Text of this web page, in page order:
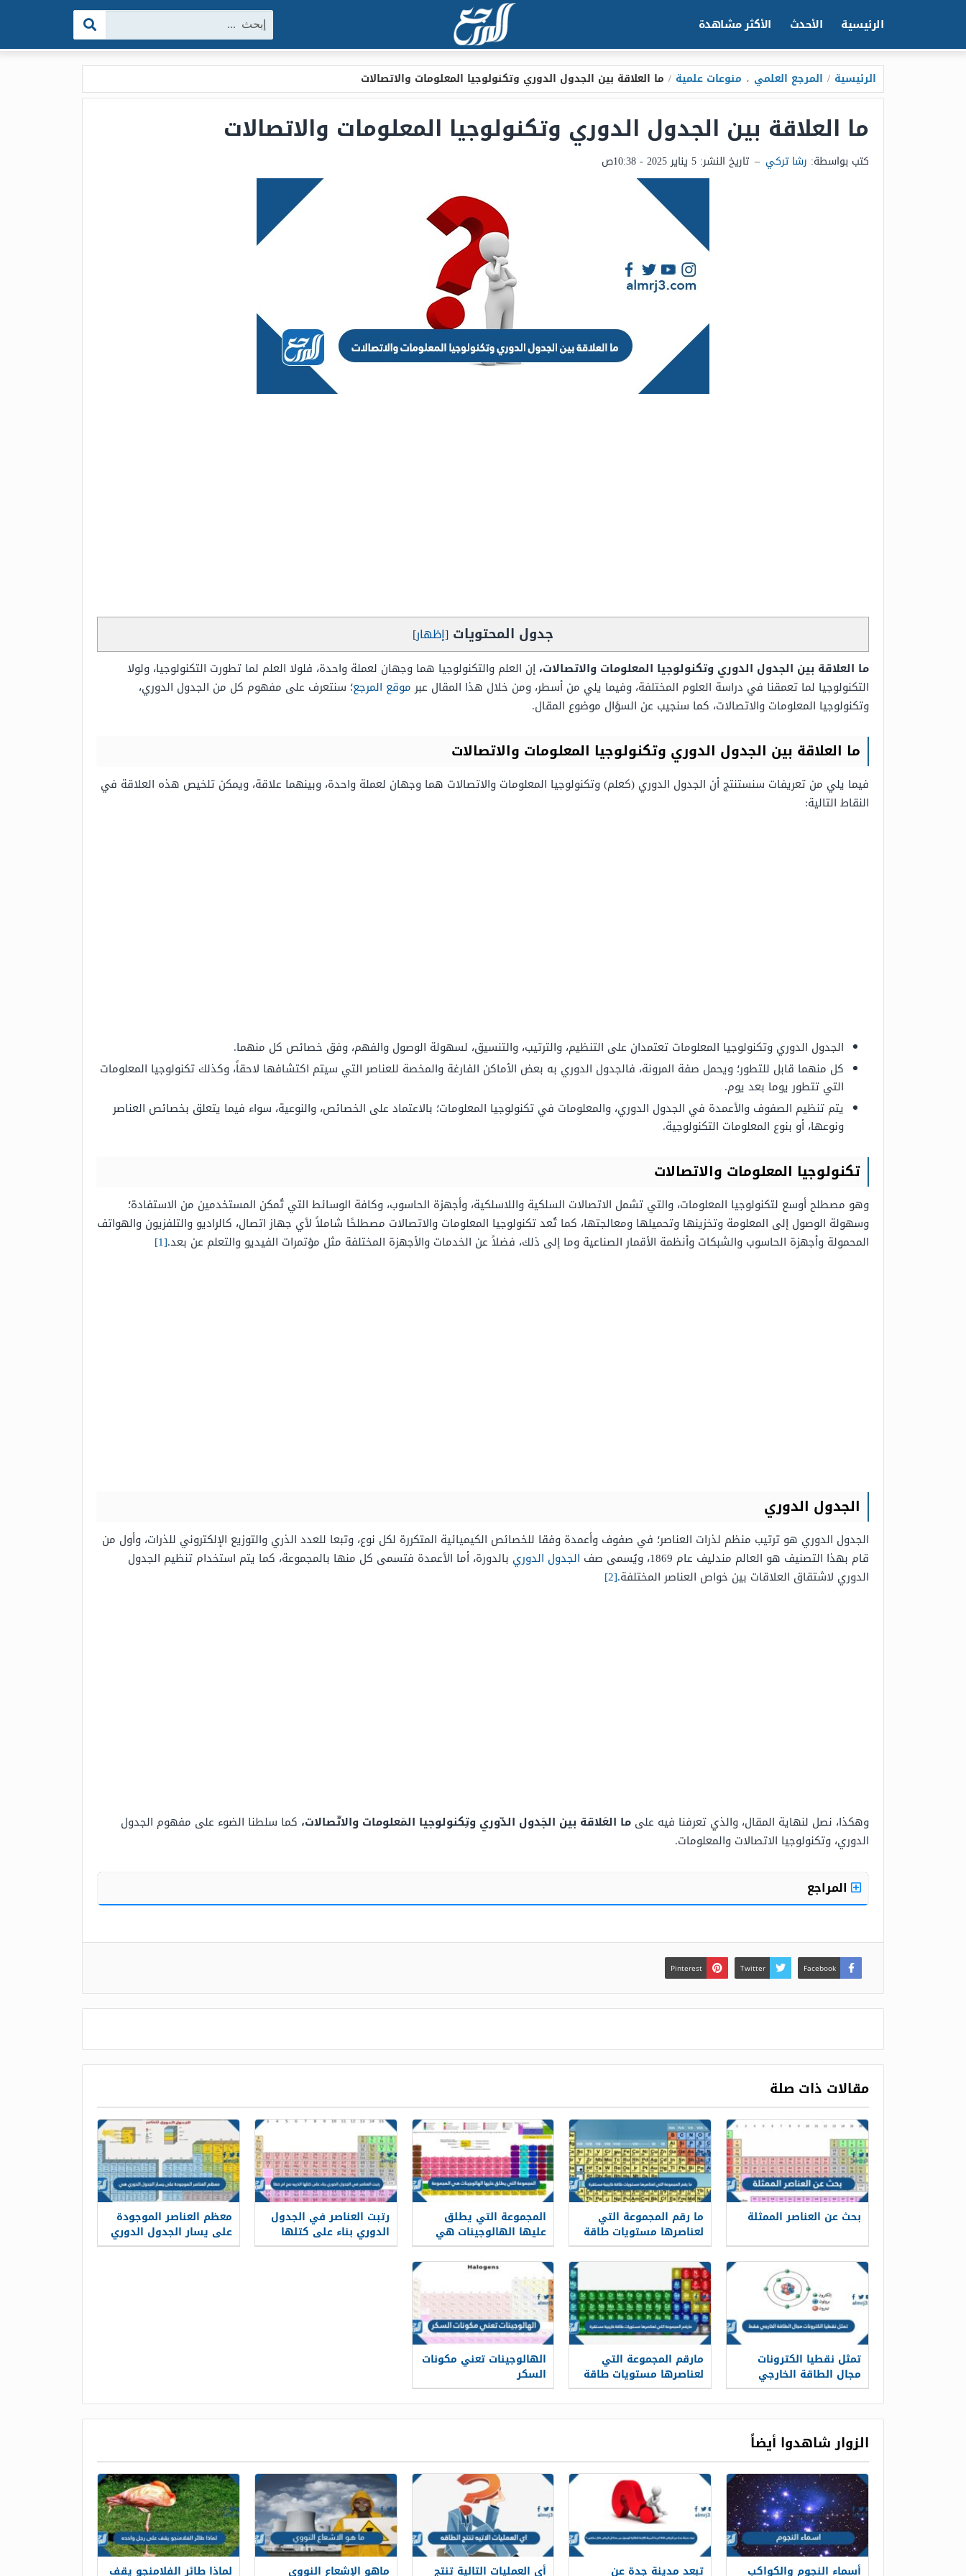
الرئيسية الأحدث الأكثر مشاهدة البحث:
الرئيسية / المرجع العلمي ، منوعات علمية / ما العلاقة بين الجدول الدوري وتكنولوجيا المعلومات والاتصالات
ما العلاقة بين الجدول الدوري وتكنولوجيا المعلومات والاتصالات
كتب بواسطة: رشا تركي – تاريخ النشر: 5 يناير 2025 - 10:38ص
جدول المحتويات [إظهار]
ما العلاقة بين الجدول الدوري وتكنولوجيا المعلومات والاتصالات، إن العلم والتكنولوجيا هما وجهان لعملة واحدة، فلولا العلم لما تطورت التكنولوجيا، ولولا
التكنولوجيا لما تعمقنا في دراسة العلوم المختلفة، وفيما يلي من أسطر، ومن خلال هذا المقال عبرموقع المرجع؛ سنتعرف على مفهوم كل من الجدول الدوري،
وتكنولوجيا المعلومات والاتصالات، كما سنجيب عن السؤال موضوع المقال.
ما العلاقة بين الجدول الدوري وتكنولوجيا المعلومات والاتصالات
فيما يلي من تعريفات سنستنتج أن الجدول الدوري (كعلم) وتكنولوجيا المعلومات والاتصالات هما وجهان لعملة واحدة، وبينهما علاقة، ويمكن تلخيص هذه العلاقة في
النقاط التالية:
الجدول الدوري وتكنولوجيا المعلومات تعتمدان على التنظيم، والترتيب، والتنسيق، لسهولة الوصول والفهم، وفق خصائص كل منهما.
كل منهما قابل للتطور؛ ويحمل صفة المرونة، فالجدول الدوري به بعض الأماكن الفارغة والمخصة للعناصر التي سيتم اكتشافها لاحقاً، وكذلك تكنولوجيا المعلومات
التي تتطور يوما بعد يوم.
يتم تنظيم الصفوف والأعمدة في الجدول الدوري، والمعلومات في تكنولوجيا المعلومات؛ بالاعتماد على الخصائص، والنوعية، سواء فيما يتعلق بخصائص العناصر
ونوعها، أو بنوع المعلومات التكنولوجية.
تكنولوجيا المعلومات والاتصالات
وهو مصطلح أوسع لتكنولوجيا المعلومات، والتي تشمل الاتصالات السلكية واللاسلكية، وأجهزة الحاسوب، وكافة الوسائط التي تُمكن المستخدمين من الاستفادة؛
وسهولة الوصول إلى المعلومة وتخزينها وتحميلها ومعالجتها، كما تُعد تكنولوجيا المعلومات والاتصالات مصطلحًا شاملاً لأي جهاز اتصال، كالراديو والتلفزيون والهواتف
المحمولة وأجهزة الحاسوب والشبكات وأنظمة الأقمار الصناعية وما إلى ذلك، فضلاً عن الخدمات والأجهزة المختلفة مثل مؤتمرات الفيديو والتعلم عن بعد.[1]
الجدول الدوري
الجدول الدوري هو ترتيب منظم لذرات العناصر؛ في صفوف وأعمدة وفقا للخصائص الكيميائية المتكررة لكل نوع، وتبعا للعدد الذري والتوزيع الإلكتروني للذرات، وأول من
قام بهذا التصنيف هو العالم مندليف عام 1869، ويُسمى صف
الجدول الدوري بالدورة، أما الأعمدة فتسمى كل منها بالمجموعة، كما يتم استخدام تنظيم الجدول
الدوري لاشتقاق العلاقات بين خواص العناصر المختلفة.[2]
وهكذا، نصل لنهاية المقال، والذي تعرفنا فيه على ما العَلاقة بين الجَدول الدّوري وتِكنولوجيا المَعلومات والاتّصالات، كما سلطنا الضوء على مفهوم الجدول
الدوري، وتكنولوجيا الاتصالات والمعلومات.
المراجع
Facebook
Twitter
Pinterest
مقالات ذات صلة
بحث عن العناصر الممثلة ما رقم المجموعة التي
لعناصرها مستويات طاقة
خارجية مستقرة
المجموعة التي يطلق
عليها الهالوجينات هي
المجموعة
رتبت العناصر في الجدول
الدوري بناء على كتلها
الذريه
معظم العناصر الموجودة
على يسار الجدول الدوري
هي …………….
تمثل نقطيا الكترونات
مجال الطاقة الخارجي
فقط
مارقم المجموعة التي
لعناصرها مستويات طاقة
خارجية مستقرة
الهالوجينات تعني مكونات
السكر
الزوار شاهدوا أيضاً
أسماء النجوم والكواكب تبعد مدينة جدة عن أي العمليات التالية تنتج ماهو الإشعاع النووي لماذا طائر الفلامنجو يقف